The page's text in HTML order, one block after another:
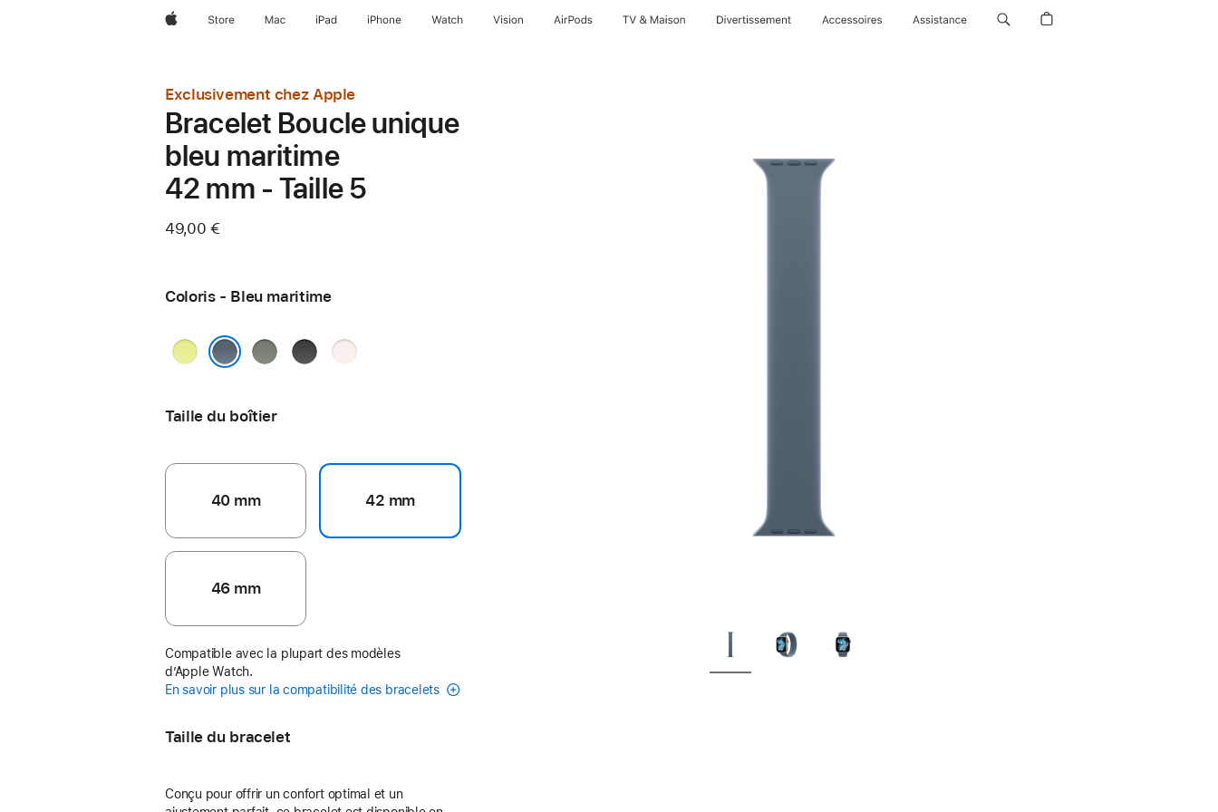
AppleStore Mac iPad iPhone Watch Vision AirPods TV & Maison Divertissements Accessoires Assistance
Exclusivement chez Apple
Bracelet Boucle unique
bleu maritime
42 mm - Taille 5
49,00 €
Coloris - Bleu maritime
Jaune
Gris
Noir
Rose
Taille du boîtier
40 mm 42 mm
46 mm
Compatible avec la plupart des modèles
d’Apple Watch.
En savoir plus sur la compatibilité des bracelets
Taille du bracelet
Conçu pour offrir un confort optimal et un